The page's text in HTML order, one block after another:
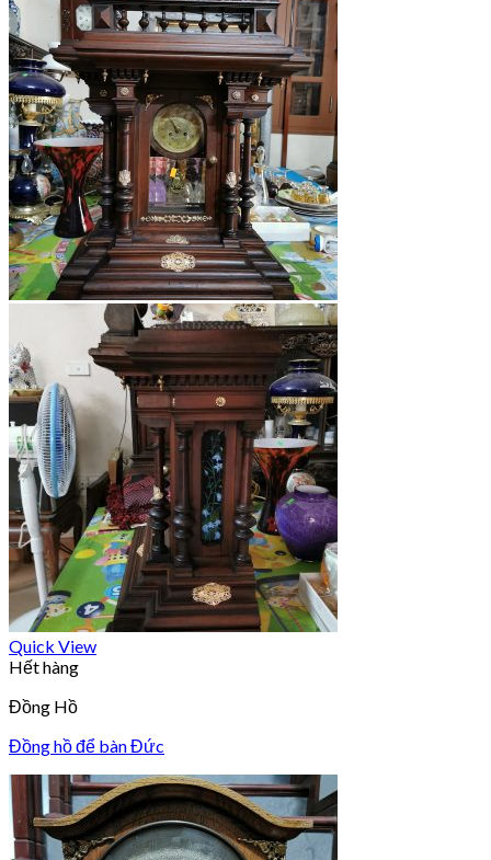
Quick View
Hết hàng
Đồng Hồ
Đồng hồ để bàn Đức